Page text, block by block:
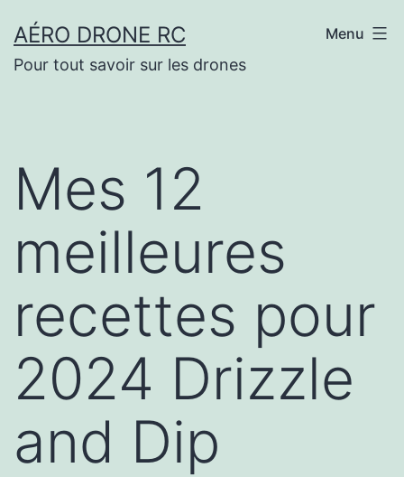
au
contenu
AÉRO DRONE RC
Pour tout savoir sur les drones
Menu
Mes 12
meilleures
recettes pour
2024 Drizzle
and Dip